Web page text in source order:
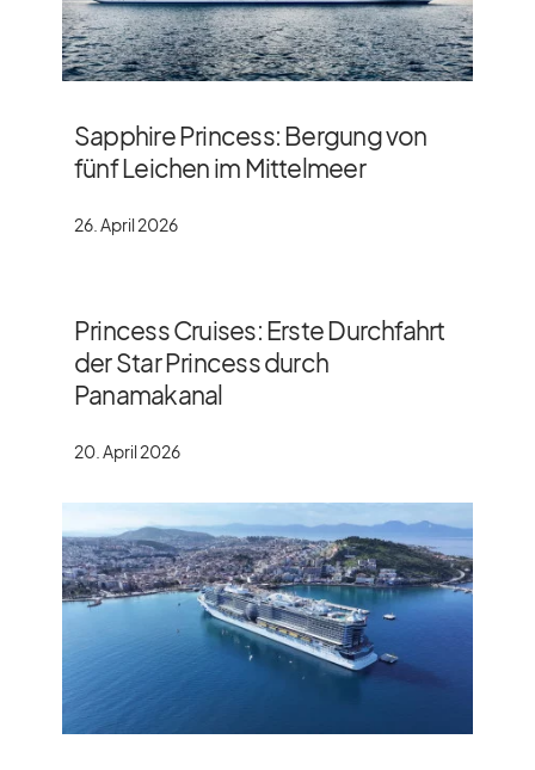
Sapphire Princess: Bergung von
fünf Leichen im Mittelmeer
26. April 2026
Princess Cruises: Erste Durchfahrt
der Star Princess durch
Panamakanal
20. April 2026